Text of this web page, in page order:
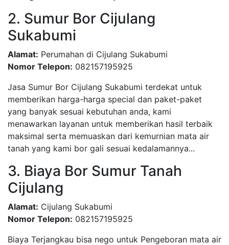
2. Sumur Bor Cijulang
Sukabumi
Alamat: Perumahan di Cijulang Sukabumi
Nomor Telepon: 082157195925
Jasa Sumur Bor Cijulang Sukabumi terdekat untuk
memberikan harga-harga special dan paket-paket
yang banyak sesuai kebutuhan anda, kami
menawarkan layanan untuk memberikan hasil terbaik
maksimal serta memuaskan dari kemurnian mata air
tanah yang kami bor gali sesuai kedalamannya...
3. Biaya Bor Sumur Tanah
Cijulang
Alamat: Cijulang Sukabumi
Nomor Telepon: 082157195925
Biaya Terjangkau bisa nego untuk Pengeboran mata air